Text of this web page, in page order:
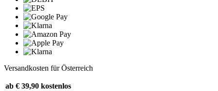
Versandkosten für Österreich
ab € 39,90 kostenlos